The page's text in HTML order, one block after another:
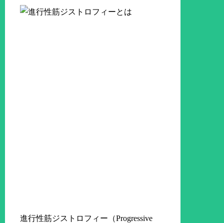
進行性筋ジストロフィー（Progressive